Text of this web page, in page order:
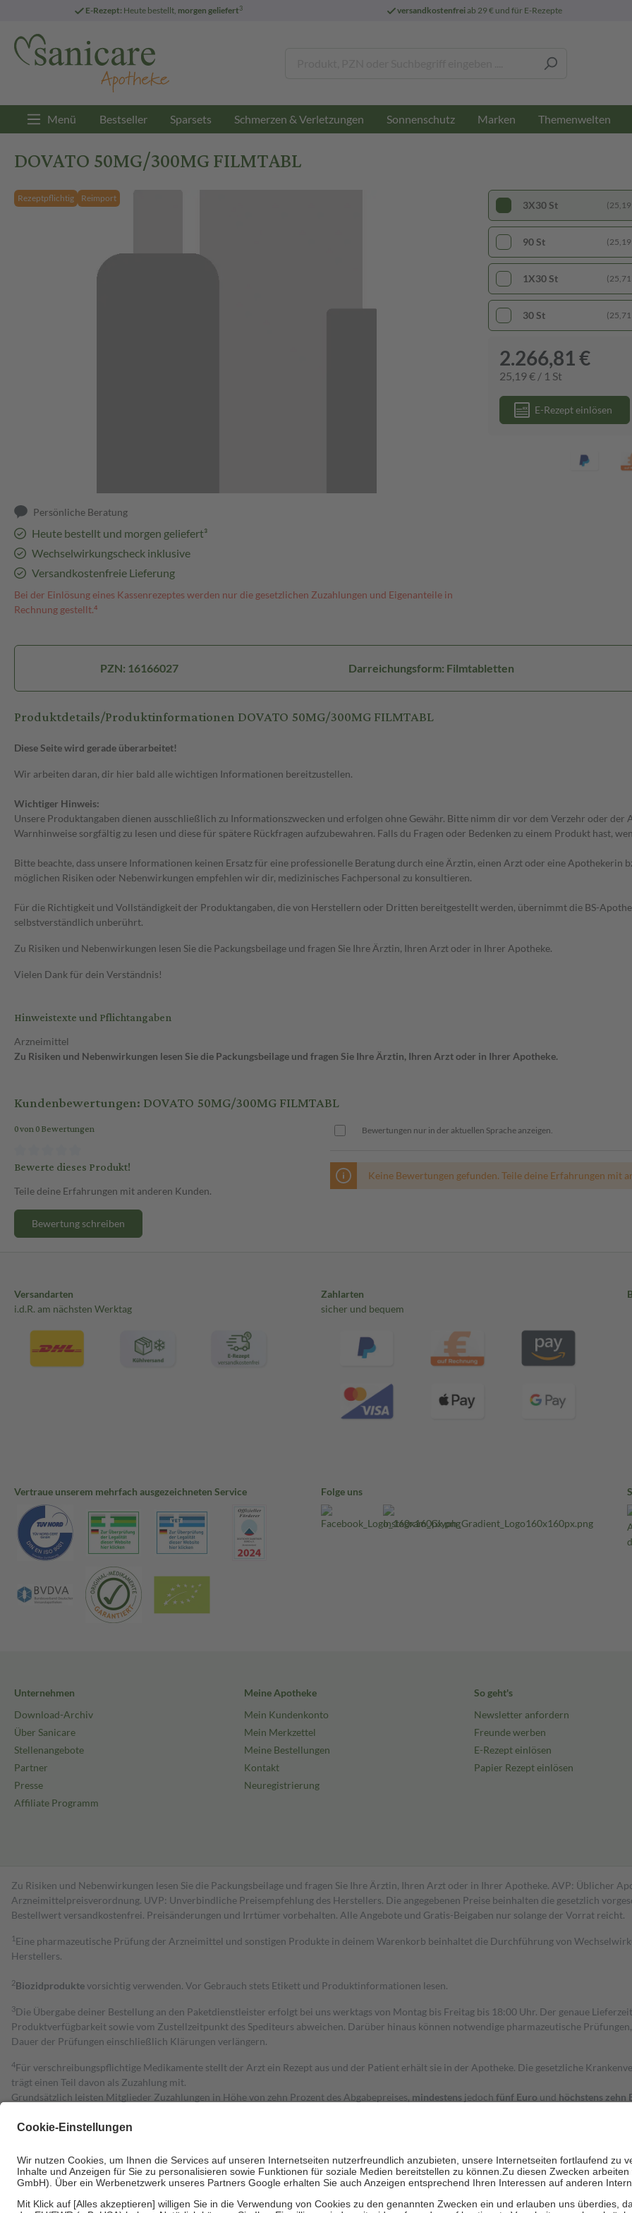
E-Rezept: Heute bestellt, morgen geliefert3 versandkostenfreiab 29 € und für E-Rezepte
Menü Bestseller Sparsets Schmerzen & Verletzungen Sonnenschutz Marken Themenwelten
DOVATO 50MG/300MG FILMTABL
Rezeptpflichtig Reimport
Persönliche Beratung
Heute bestellt und morgen geliefert³
Wechselwirkungscheck inklusive
Versandkostenfreie Lieferung
Bei der Einlösung eines Kassenrezeptes werden nur die gesetzlichen Zuzahlungen und Eigenanteile in
Rechnung gestellt.⁴
3X30 St (25,19
90 St (25,19
1X30 St (25,71
30 St (25,71
2.266,81 €
25,19 € / 1 St
E-Rezept einlösen
PZN: 16166027 Darreichungsform: Filmtabletten
Produktdetails/Produktinformationen DOVATO 50MG/300MG FILMTABL
Diese Seite wird gerade überarbeitet!
Wir arbeiten daran, dir hier bald alle wichtigen Informationen bereitzustellen.
Wichtiger Hinweis:
Unsere Produktangaben dienen ausschließlich zu Informationszwecken und erfolgen ohne Gewähr. Bitte nimm dir vor dem Verzehr oder
Warnhinweise sorgfältig zu lesen und diese für spätere Rückfragen aufzubewahren. Falls du Fragen oder Bedenken zu einem Produkt hast,
Bitte beachte, dass unsere Informationen keinen Ersatz für eine professionelle Beratung durch eine Ärztin, einen Arzt oder eine Apothekerin
möglichen Risiken oder Nebenwirkungen empfehlen wir dir, medizinisches Fachpersonal zu konsultieren.
Für die Richtigkeit und Vollständigkeit der Produktangaben, die von Herstellern oder Dritten bereitgestellt werden, übernimmt die BS-
selbstverständlich unberührt.
Zu Risiken und Nebenwirkungen lesen Sie die Packungsbeilage und fragen Sie Ihre Ärztin, Ihren Arzt oder in Ihrer Apotheke.
Vielen Dank für dein Verständnis!
Hinweistexte und Pflichtangaben
Arzneimittel
Zu Risiken und Nebenwirkungen lesen Sie die Packungsbeilage und fragen Sie Ihre Ärztin, Ihren Arzt oder in Ihrer Apotheke.
Kundenbewertungen: DOVATO 50MG/300MG FILMTABL
0 von 0 Bewertungen
Bewerte dieses Produkt!
Teile deine Erfahrungen mit anderen Kunden.
Bewertung schreiben
Bewertungen nur in der aktuellen Sprache anzeigen.
Keine Bewertungen gefunden. Teile deine Erfahrungen mit
Versandarten
i.d.R. am nächsten Werktag
Zahlarten
sicher und bequem
Vertraue unserem mehrfach ausgezeichneten Service Folge uns
Unternehmen
Download-Archiv
Über Sanicare
Stellenangebote
Partner
Presse
Affiliate Programm
Meine Apotheke
Mein Kundenkonto
Mein Merkzettel
Meine Bestellungen
Kontakt
Neuregistrierung
So geht's
Newsletter anfordern
Freunde werben
E-Rezept einlösen
Papier Rezept einlösen
Zu Risiken und Nebenwirkungen lesen Sie die Packungsbeilage und fragen Sie Ihre Ärztin, Ihren Arzt oder in Ihrer Apotheke. AVP: Üblicher
Arzneimittelpreisverordnung. UVP: Unverbindliche Preisempfehlung des Herstellers. Die angegebenen Preise beinhalten die gesetzlich
Bestell­wert versand­kosten­frei. Preisänderungen und Irrtümer vorbehalten. Alle Angebote und Gratis-Beigaben nur solange der Vorrat reicht.
1 Eine pharmazeutische Prüfung der Arzneimittel und sonstigen Produkte in deinem Warenkorb beinhaltet die Durchführung von
Herstellers.
2Biozidproduktevorsichtig verwenden. Vor Gebrauch stets Etikett und Produktinformationen lesen.
3Die Übergabe deiner Bestellung an den Paketdienstleister erfolgt bei uns werktags von Montag bis Freitag bis 18:00 Uhr. Der genaue
Produktverfügbarkeit sowie vom Zustellzeitpunkt des Spediteurs abweichen. Darüber hinaus können notwendige pharmazeutische
Dauer der Prüfungen einschließlich Klärungen verlängern.
4Für verschreibungspflichtige Medikamente stellt der Arzt ein Rezept aus und der Patient erhält sie in der Apotheke. Die gesetzliche
trägt einen Teil davon als Zuzahlung mit.
Grundsätzlich leisten Mitglieder Zuzahlungen in Höhe von zehn Prozent des Abgabepreises, mindestens jedoch fünf Euro und höchstens zehn
Diese Regeln gelten grundsätzlich auch für Online-Apotheken.
Um das Engagement der Versicherten für ihre eigene Gesundheit zu stärken und die besondere Stellung der Familie zu unterstützen, fallen
• Kindern und Jugendlichen bis zum vollendeten 18. Lebensjahr mit Ausnahme der Fahrkosten
• Untersuchungen zur Vorsorge und Früherkennung, die von der GKV getragen werden
• empfohlenen Schutzimpfungen